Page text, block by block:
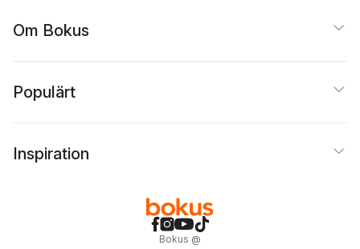
Om Bokus
Populärt
Inspiration
Bokus @